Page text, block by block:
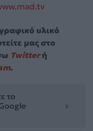
υλικό
μας στο
Twitterή
.
το